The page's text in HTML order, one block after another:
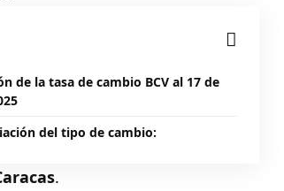
de la tasa de cambio BCV al 17 de
del tipo de cambio:
.